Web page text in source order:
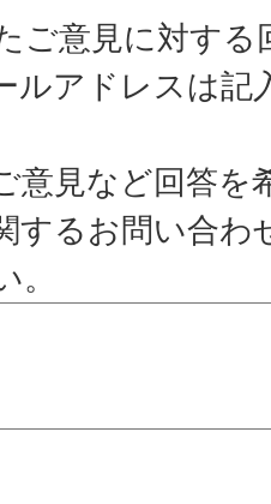
ご意見に対する
ルアドレスは記
意見など回答を
するお問い合
。